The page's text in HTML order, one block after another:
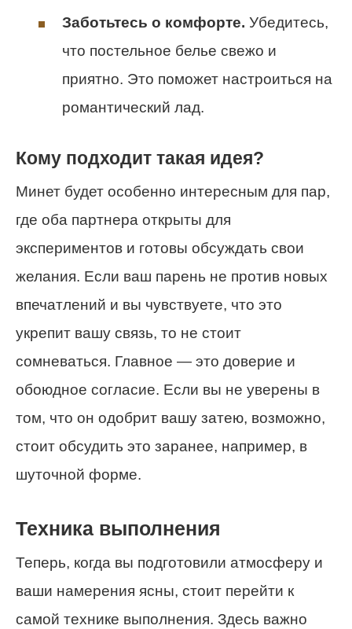
Заботьтесь о комфорте. Убедитесь,
что постельное белье свежо и
приятно. Это поможет настроиться на
романтический лад.
Кому подходит такая идея?
Минет будет особенно интересным для пар,
где оба партнера открыты для
экспериментов и готовы обсуждать свои
желания. Если ваш парень не против новых
впечатлений и вы чувствуете, что это
укрепит вашу связь, то не стоит
сомневаться. Главное — это доверие и
обоюдное согласие. Если вы не уверены в
том, что он одобрит вашу затею, возможно,
стоит обсудить это заранее, например, в
шуточной форме.
Техника выполнения
Теперь, когда вы подготовили атмосферу и
ваши намерения ясны, стоит перейти к
самой технике выполнения. Здесь важно